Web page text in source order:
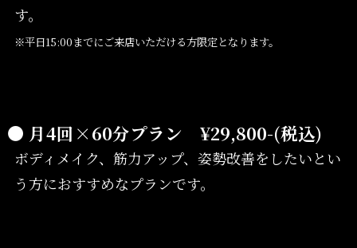
す。
※平日15:00までにご来店いただける方限定となります。
● 月4回×60分プラン ¥29,800-(税込)
ボディメイク、筋力アップ、姿勢改善をしたいとい
う方におすすめなプランです。